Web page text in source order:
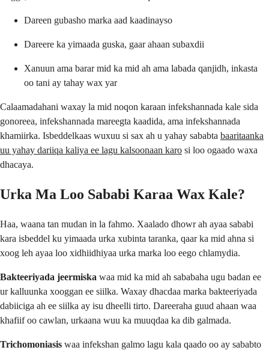
Dareen gubasho marka aad kaadinayso
Dareere ka yimaada guska, gaar ahaan subaxdii
Xanuun ama barar mid ka mid ah ama labada qanjidh, inkasta
oo tani ay tahay wax yar
Calaamadahani waxay la mid noqon karaan infekshannada kale sida
gonoreea, infekshannada mareegta kaadida, ama infekshannada
khamiirka. Isbeddelkaas wuxuu si sax ah u yahay sababta baaritaanka
uu yahay dariiqa kaliya ee lagu kalsoonaan karo si loo ogaado waxa
dhacaya.
Urka Ma Loo Sababi Karaa Wax Kale?
Haa, waana tan mudan in la fahmo. Xaalado dhowr ah ayaa sababi
kara isbeddel ku yimaada urka xubinta taranka, qaar ka mid ahna si
xoog leh ayaa loo xidhiidhiyaa urka marka loo eego chlamydia.
Bakteeriyada jeermiska waa mid ka mid ah sababaha ugu badan ee
ur kalluunka xooggan ee siilka. Waxay dhacdaa marka bakteeriyada
dabiiciga ah ee siilka ay isu dheelli tirto. Dareeraha guud ahaan waa
khafiif oo cawlan, urkaana wuu ka muuqdaa ka dib galmada.
Trichomoniasis waa infekshan galmo lagu kala qaado oo ay sababto